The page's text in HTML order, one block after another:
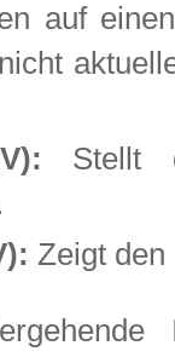
auf
Stellt
Zeigt den